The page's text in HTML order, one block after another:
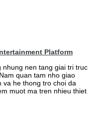
Platform
nen tang giai tri truc
quan tam nho giao
va he thong tro choi da
muot ma tren nhieu thiet